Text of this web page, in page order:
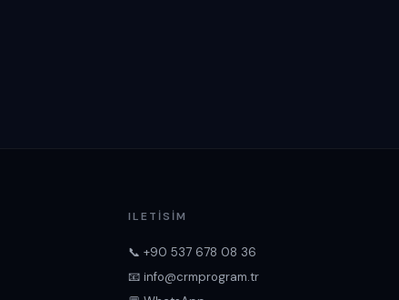
ILETISIM
📞 +90 537 678 08 36
📧 info@crmprogram.tr